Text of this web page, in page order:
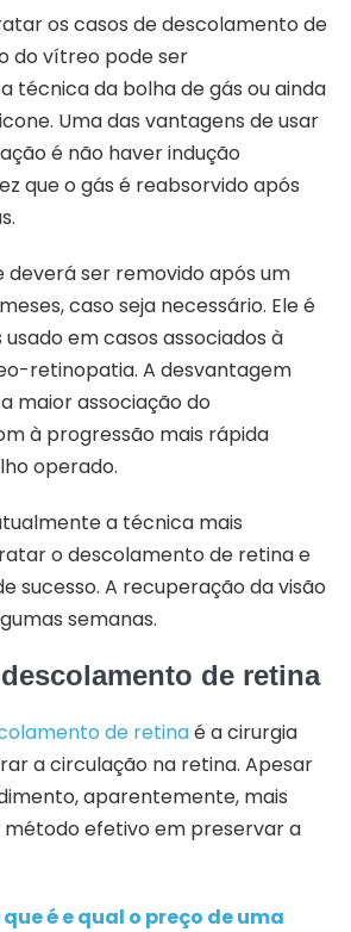
os casos de descolamento de
do vítreo pode ser
técnica da bolha de gás ou ainda
Uma das vantagens de usar
é não haver indução
que o gás é reabsorvido após
deverá ser removido após um
caso seja necessário. Ele é
em casos associados à
retinopatia. A desvantagem
maior associação do
à progressão mais rápida
operado.
a técnica mais
o descolamento de retina e
sucesso. A recuperação da visão
semanas.
de retina
de retinaé a cirurgia
a circulação na retina. Apesar
aparentemente, mais
método efetivo em preservar a
que é e qual o preço de uma